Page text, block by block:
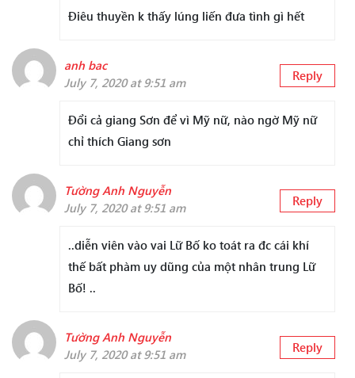
Điêu thuyền k thấy lúng liến đưa tình gì hết
anh bac
July 7, 2020 at 9:51 am
Reply
Đổi cả giang Sơn để vì Mỹ nữ, nào ngờ Mỹ nữ
chỉ thích Giang sơn
Tường Anh Nguyễn
July 7, 2020 at 9:51 am
Reply
..diễn viên vào vai Lữ Bố ko toát ra đc cái khí
thế bất phàm uy dũng của một nhân trung Lữ
Bố! ..
Tường Anh Nguyễn
July 7, 2020 at 9:51 am
Reply